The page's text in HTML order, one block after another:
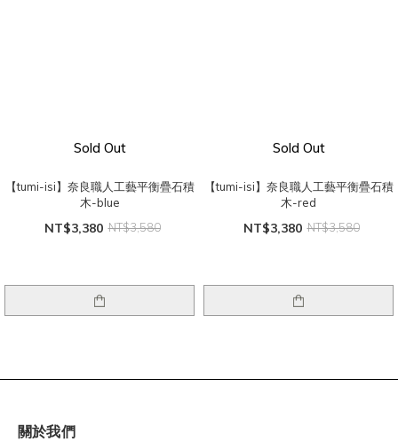
Sold Out
【tumi-isi】奈良職人工藝平衡疊石積
木-blue
NT$3,380 NT$3,580
Sold Out
【tumi-isi】奈良職人工藝平衡疊石積
木-red
NT$3,380 NT$3,580
關於我們